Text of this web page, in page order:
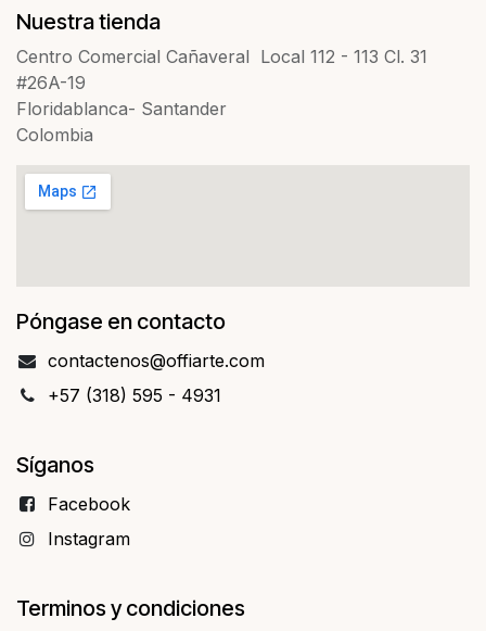
Nuestra tienda
Centro Comercial Cañaveral Local 112 - 113 Cl. 31
#26A-19
Floridablanca- Santander
Colombia
Póngase en contacto
contact​​enos@offiarte.com
+57 (318) 595 - 4931
Síganos
Facebo​​ok
Instagram
Terminos y condiciones